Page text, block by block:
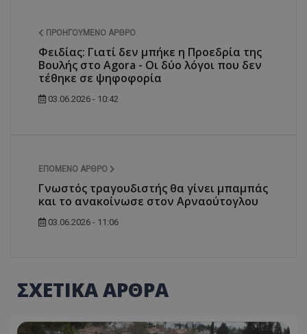
ΠΡΟΗΓΟΎΜΕΝΟ ΆΡΘΡΟ
Φειδίας: Γιατί δεν μπήκε η Προεδρία της
Βουλής στο Agora - Οι δύο λόγοι που δεν
τέθηκε σε ψηφοφορία
03.06.2026 - 10:42
ΕΠΌΜΕΝΟ ΆΡΘΡΟ
Γνωστός τραγουδιστής θα γίνει μπαμπάς
και το ανακοίνωσε στον Αρναούτογλου
03.06.2026 - 11:06
ΣΧΕΤΙΚΑ ΑΡΘΡΑ